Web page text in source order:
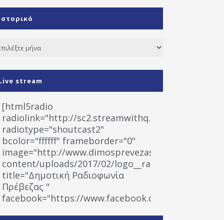
stream
[html5radio
radiolink="http://sc2.streamwithq.com:8028/
radiotype="shoutcast2"
bcolor="ffffff" frameborder="0"
image="http://www.dimosprevezas.gr/wp-
content/uploads/2017/02/logo__radiofonias.jpg"
title="Δημοτική Ραδιοφωνία
Πρέβεζας "
facebook="https://www.facebook.com/